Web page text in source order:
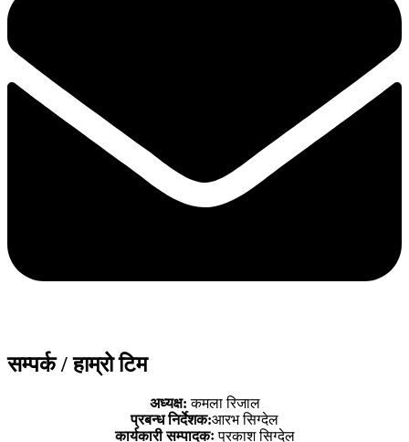
सम्पर्क / हाम्रो टिम
अध्यक्ष:कमला रिजाल
प्रबन्ध निर्देशक:आरभ सिग्देल
कार्यकारी सम्पादकःप्रकाश सिग्देल